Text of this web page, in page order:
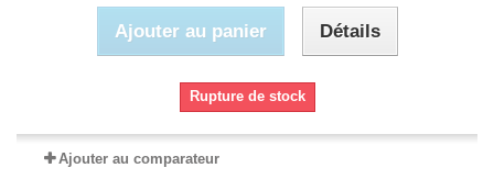
Ajouter au panier Détails
Rupture de stock
Ajouter au comparateur